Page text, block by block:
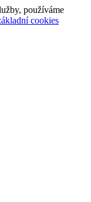
používáme
cookies